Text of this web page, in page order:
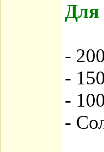
Для
-
-
-
-